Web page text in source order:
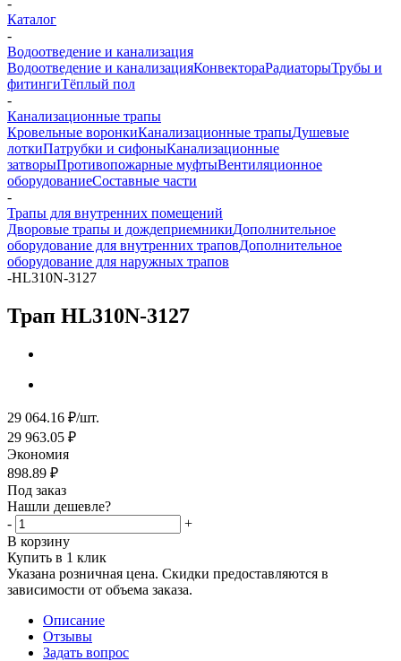
-
Каталог
-
Водоотведение и канализация
Водоотведение и канализацияКонвектораРадиаторыТрубы и
фитингиТёплый пол
-
Канализационные трапы
Кровельные воронкиКанализационные трапыДушевые
лоткиПатрубки и сифоныКанализационные
затворыПротивопожарные муфтыВентиляционное
оборудованиеСоставные части
-
Трапы для внутренних помещений
Дворовые трапы и дождеприемникиДополнительное
оборудование для внутренних траповДополнительное
оборудование для наружных трапов
-HL310N-3127
Трап HL310N-3127
29 064.16 ₽/шт.
29 963.05 ₽
Экономия
898.89 ₽
Под заказ
Нашли дешевле?
-
+
В корзину
Купить в 1 клик
Указана розничная цена. Скидки предоставляются в
зависимости от объема заказа.
Описание
Отзывы
Задать вопрос